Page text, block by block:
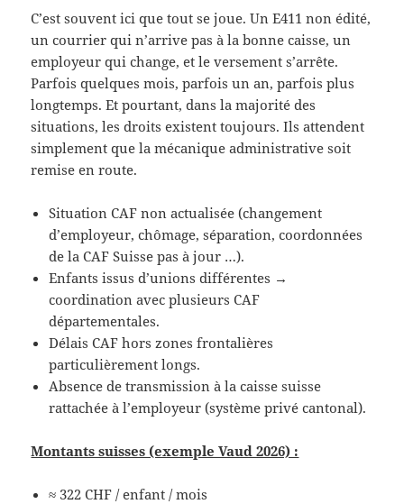
C’est souvent ici que tout se joue. Un E411 non édité,
un courrier qui n’arrive pas à la bonne caisse, un
employeur qui change, et le versement s’arrête.
Parfois quelques mois, parfois un an, parfois plus
longtemps. Et pourtant, dans la majorité des
situations, les droits existent toujours. Ils attendent
simplement que la mécanique administrative soit
remise en route.
Situation CAF non actualisée (changement
d’employeur, chômage, séparation, coordonnées
de la CAF Suisse pas à jour …).
Enfants issus d’unions différentes →
coordination avec plusieurs CAF
départementales.
Délais CAF hors zones frontalières
particulièrement longs.
Absence de transmission à la caisse suisse
rattachée à l’employeur (système privé cantonal).
Montants suisses (exemple Vaud 2026) :
≈ 322 CHF / enfant / mois